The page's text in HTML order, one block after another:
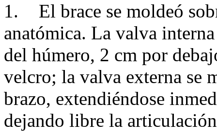
1.
El brace se moldeó
anatómica. La valva
del húmero, 2 cm por
velcro; la valva externa se
brazo, extendiéndose
dejando libre la